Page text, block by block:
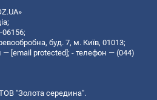
06156;
буд. 7, м. Київ, 01013;
— [email protected] ; - телефон — (044)
"Золота середина".